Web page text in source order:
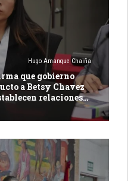
Hugo Amanque Chaiña
que gobierno
a Betsy Chavez
relaciones